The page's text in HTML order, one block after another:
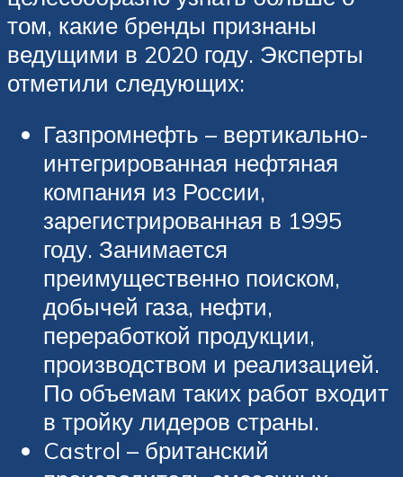
том, какие бренды признаны
ведущими в 2020 году. Эксперты
отметили следующих:
Газпромнефть – вертикально-
интегрированная нефтяная
компания из России,
зарегистрированная в 1995
году. Занимается
преимущественно поиском,
добычей газа, нефти,
переработкой продукции,
производством и реализацией.
По объемам таких работ входит
в тройку лидеров страны.
Castrol – британский